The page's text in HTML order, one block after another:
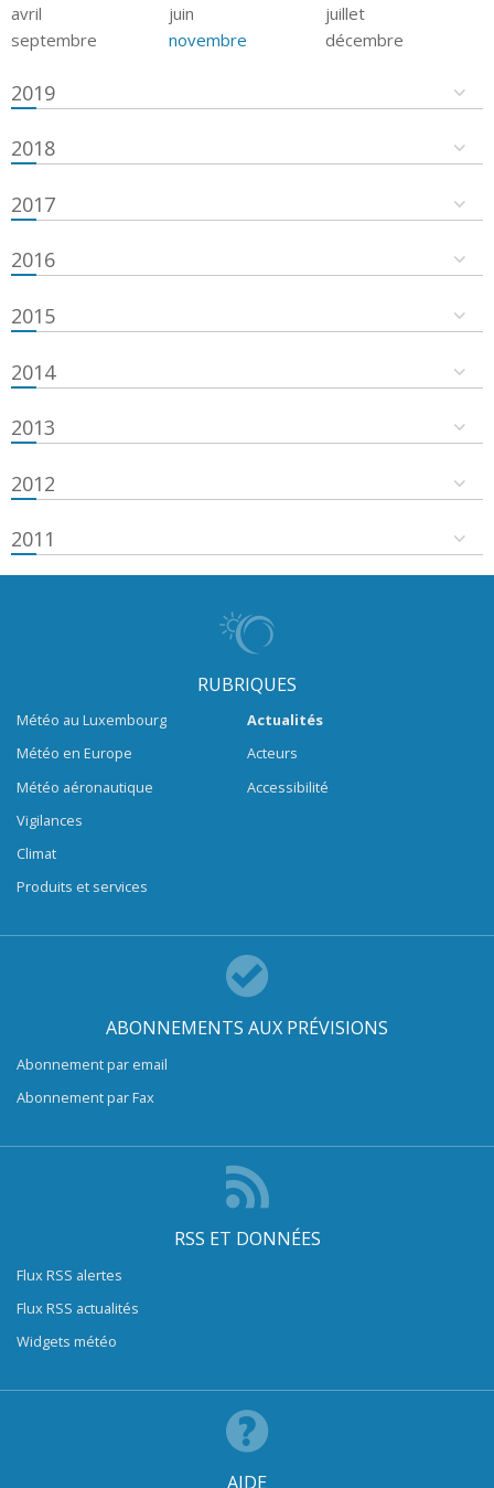
avril
juin
juillet
septembre
novembre décembre
2019
2018
2017
2016
2015
2014
2013
2012
2011
RUBRIQUES
Météo au Luxembourg
Météo en Europe
Météo aéronautique
Vigilances
Climat
Produits et services
Actualités
Acteurs
Accessibilité
ABONNEMENTS AUX PRÉVISIONS
Abonnement par email
Abonnement par Fax
RSS ET DONNÉES
Flux RSS alertes
Flux RSS actualités
Widgets météo
AIDE